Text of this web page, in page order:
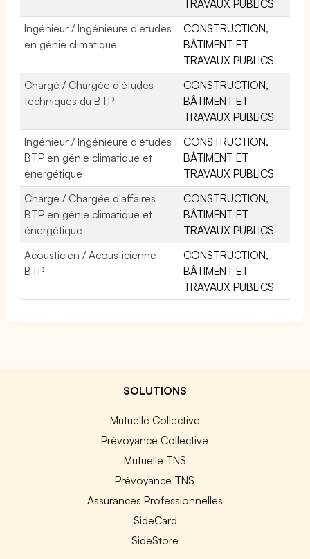
TRAVAUX PUBLICS
Ingénieur / Ingénieure d'études
en génie climatique
CONSTRUCTION,
BÂTIMENT ET
TRAVAUX PUBLICS
Chargé / Chargée d'études
techniques du BTP
CONSTRUCTION,
BÂTIMENT ET
TRAVAUX PUBLICS
Ingénieur / Ingénieure d'études
BTP en génie climatique et
énergétique
CONSTRUCTION,
BÂTIMENT ET
TRAVAUX PUBLICS
Chargé / Chargée d'affaires
BTP en génie climatique et
énergétique
CONSTRUCTION,
BÂTIMENT ET
TRAVAUX PUBLICS
Acousticien / Acousticienne
BTP
CONSTRUCTION,
BÂTIMENT ET
TRAVAUX PUBLICS
SOLUTIONS
Mutuelle Collective
Prévoyance Collective
Mutuelle TNS
Prévoyance TNS
Assurances Professionnelles
SideCard
SideStore